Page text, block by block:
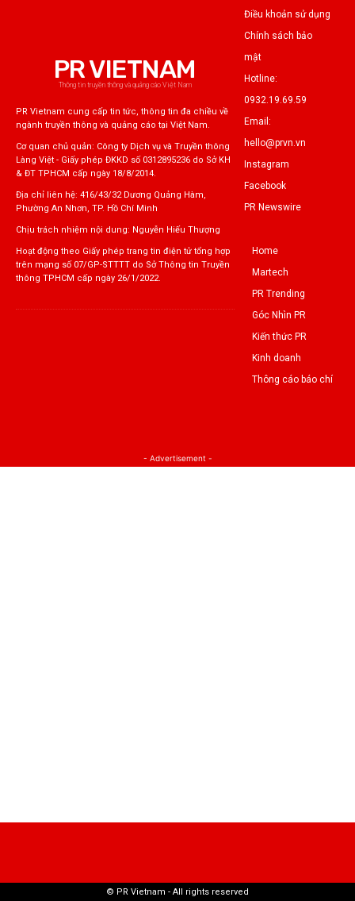
PR VIETNAM
Thông tin truyền thông và quảng cáo Việt Nam
PR Vietnam cung cấp tin tức, thông tin đa chiều về
ngành truyền thông và quảng cáo tại Việt Nam.
Cơ quan chủ quản: Công ty Dịch vụ và Truyền thông
Làng Việt - Giấy phép ĐKKD số 0312895236 do Sở KH
& ĐT TPHCM cấp ngày 18/8/2014.
Địa chỉ liên hệ: 416/43/32 Dương Quảng Hàm,
Phường An Nhơn, TP. Hồ Chí Minh
Chịu trách nhiệm nội dung: Nguyễn Hiếu Thượng
Hoạt động theo Giấy phép trang tin điện tử tổng hợp
trên mạng số 07/GP-STTTT do Sở Thông tin Truyền
thông TPHCM cấp ngày 26/1/2022.
Điều khoản sử dụng
Chính sách bảo
mật
Hotline:
0932.19.69.59
Email:
hello@prvn.vn
Instagram
Facebook
PR Newswire
Home
Martech
PR Trending
Góc Nhìn PR
Kiến thức PR
Kinh doanh
Thông cáo báo chí
- Advertisement -
© PR Vietnam - All rights reserved